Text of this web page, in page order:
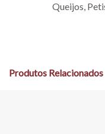
Queijos,
Produtos Relacionados